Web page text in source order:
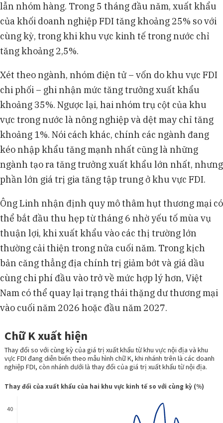
lẫn nhóm hàng. Trong 5 tháng đầu năm, xuất khẩu
của khối doanh nghiệp FDI tăng khoảng 25% so với
cùng kỳ, trong khi khu vực kinh tế trong nước chỉ
tăng khoảng 2,5%.
Xét theo ngành, nhóm điện tử – vốn do khu vực FDI
chi phối – ghi nhận mức tăng trưởng xuất khẩu
khoảng 35%. Ngược lại, hai nhóm trụ cột của khu
vực trong nước là nông nghiệp và dệt may chỉ tăng
khoảng 1%. Nói cách khác, chính các ngành đang
kéo nhập khẩu tăng mạnh nhất cũng là những
ngành tạo ra tăng trưởng xuất khẩu lớn nhất, nhưng
phần lớn giá trị gia tăng tập trung ở khu vực FDI.
Ông Linh nhận định quy mô thâm hụt thương mại có
thể bắt đầu thu hẹp từ tháng 6 nhờ yếu tố mùa vụ
thuận lợi, khi xuất khẩu vào các thị trường lớn
thường cải thiện trong nửa cuối năm. Trong kịch
bản căng thẳng địa chính trị giảm bớt và giá dầu
cùng chi phí đầu vào trở về mức hợp lý hơn, Việt
Nam có thể quay lại trạng thái thặng dư thương mại
vào cuối năm 2026 hoặc đầu năm 2027.